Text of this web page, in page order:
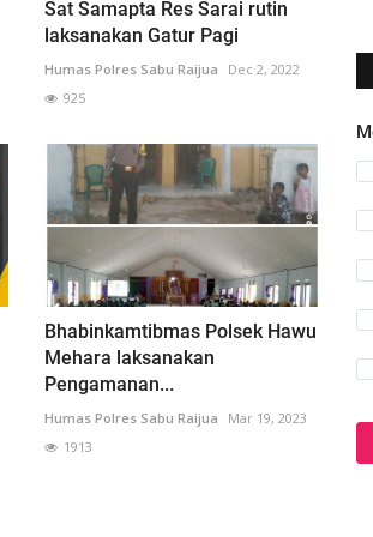
Sat Samapta Res Sarai rutin
laksanakan Gatur Pagi
Humas Polres Sabu Raijua
Dec 2, 2022
925
Bhabinkamtibmas Polsek Hawu
Mehara laksanakan
Pengamanan...
Humas Polres Sabu Raijua
Mar 19, 2023
1913